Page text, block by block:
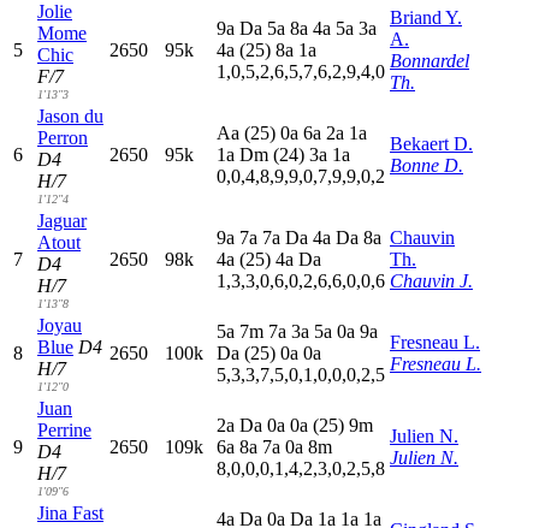
5
Jolie
Mome
Chic
F/7
1'13"3
2650 95k
9a Da 5a 8a 4a 5a 3a
4a (25) 8a 1a
1,0,5,2,6,5,7,6,2,9,4,0
Briand Y.
A.
Bonnardel
Th.
6
Jason du
Perron
D4
H/7
1'12"4
2650 95k
Aa (25) 0a 6a 2a 1a
1a Dm (24) 3a 1a
0,0,4,8,9,9,0,7,9,9,0,2
Bekaert D.
Bonne D.
7
Jaguar
Atout
D4
H/7
1'13"8
2650 98k
9a 7a 7a Da 4a Da 8a
4a (25) 4a Da
1,3,3,0,6,0,2,6,6,0,0,6
Chauvin
Th.
Chauvin J.
8
Joyau
Blue D4
H/7
1'12"0
2650 100k
5a 7m 7a 3a 5a 0a 9a
Da (25) 0a 0a
5,3,3,7,5,0,1,0,0,0,2,5
Fresneau L.
Fresneau L.
9
Juan
Perrine
D4
H/7
1'09"6
2650 109k
2a Da 0a 0a (25) 9m
6a 8a 7a 0a 8m
8,0,0,0,1,4,2,3,0,2,5,8
Julien N.
Julien N.
Jina Fast
4a Da 0a Da 1a 1a 1a